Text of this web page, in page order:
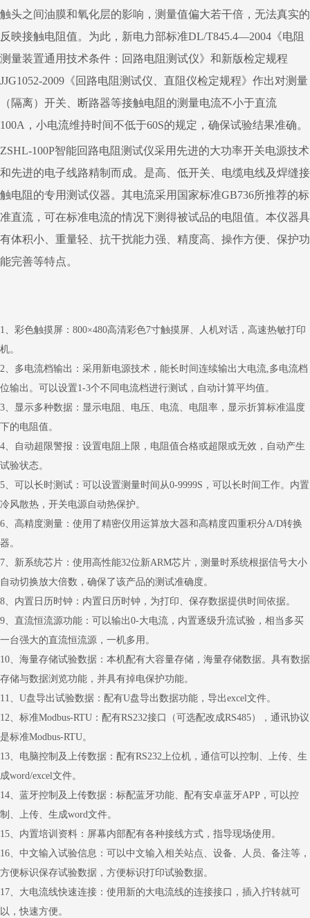
触头之间油膜和氧化层的影响，测量值偏大若干倍，无法真实的
反映接触电阻值。为此，新电力部标准DL/T845.4—2004《电阻
测量装置通用技术条件：回路电阻测试仪》和新版检定规程
JJG1052-2009《回路电阻测试仪、直阻仪检定规程》作出对测量
（隔离）开关、断路器等接触电阻的测量电流不小于直流
100A，小电流维持时间不低于60S的规定，确保试验结果准确。
ZSHL-100P智能回路电阻测试仪采用先进的大功率开关电源技术
和先进的电子线路精制而成。是高、低开关、电缆电线及焊缝接
触电阻的专用测试仪器。其电流采用国家标准GB736所推荐的标
准直流，可在标准电流的情况下测得被试品的电阻值。本仪器具
有体积小、重量轻、抗干扰能力强、精度高、操作方便、保护功
能完善等特点。
1、彩色触摸屏：800×480高清彩色7寸触摸屏、人机对话，高速热敏打印
机。
2、 多电流档输出：采用新电源技术，能长时间连续输出大电流,多电流档
位输出。可以设置1-3个不同电流档进行测试，自动计算平均值。
3、 显示多种数据：显示电阻、电压、电流、电阻率，显示折算标准温度
下的电阻值。
4、
自动超限警报：设置电阻上限，电阻值合格或超限或无效，自动产生
试验状态。
5、 可以长时测试：可以设置测量时间从0-9999S，可以长时间工作。内置
冷风散热，开关电源自动热保护。
6、 高精度测量：使用了精密仪用运算放大器和高精度四重积分A/D转换
器。
7、 新系统芯片：使用高性能32位新ARM芯片，测量时系统根据信号大小
自动切换放大倍数，确保了该产品的测试准确度。
8、 内置日历时钟：内置日历时钟，为打印、保存数据提供时间依据。
9、 直流恒流源功能：可以输出0-大电流，内置逐级升流试验，相当多买
一台强大的直流恒流源，一机多用。
10、 海量存储试验数据：本机配有大容量存储，海量存储数据。具有数据
存储与数据浏览功能，并具有掉电保护功能。
11、 U盘导出试验数据：配有U盘导出数据功能，导出excel文件。
12、 标准Modbus-RTU：配有RS232接口（可选配改成RS485），通讯协议
是标准Modbus-RTU。
13、 电脑控制及上传数据：配有RS232上位机，通信可以控制、上传、生
成word/excel文件。
14、 蓝牙控制及上传数据：标配蓝牙功能、配有安卓蓝牙APP，可以控
制、上传、生成word文件。
15、 内置培训资料：屏幕内部配有各种接线方式，指导现场使用。
16、 中文输入试验信息：可以中文输入相关站点、设备、人员、备注等，
方便标识保存试验数据，方便标识打印试验数据。
17、 大电流线快速连接：使用新的大电流线的连接接口，插入拧转就可
以，快速方便。